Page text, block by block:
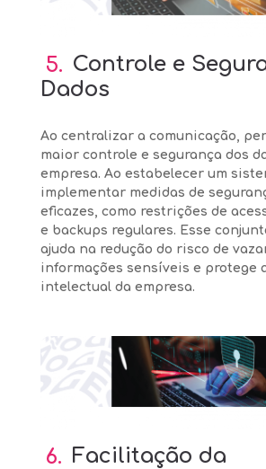
5. Controle e
Dados
Ao centralizar a comunicação,
maior controle e segurança dos
empresa. Ao estabelecer um
implementar medidas de
eficazes, como restrições de
e backups regulares. Esse
ajuda na redução do risco de
informações sensíveis e protege
intelectual da empresa.
6. Facilitação da